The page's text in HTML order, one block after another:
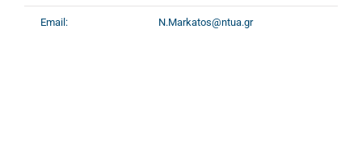
Email: N.Markatos@ntua.gr